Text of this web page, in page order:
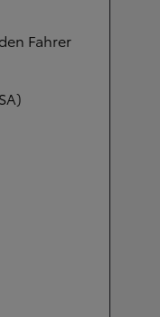
Fahrer